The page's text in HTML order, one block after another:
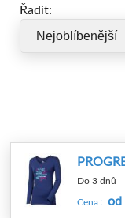
Řadit:
Do 3 dnů
Cena : od